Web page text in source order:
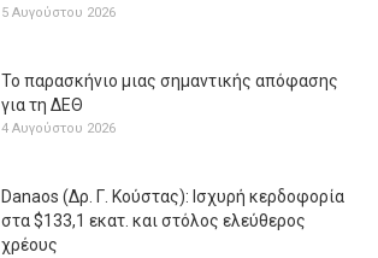
5 Αυγούστου 2026
Το παρασκήνιο μιας σημαντικής απόφασης
για τη ΔΕΘ
4 Αυγούστου 2026
Danaos (Δρ. Γ. Κούστας): Ισχυρή κερδοφορία
στα $133,1 εκατ. και στόλος ελεύθερος
χρέους